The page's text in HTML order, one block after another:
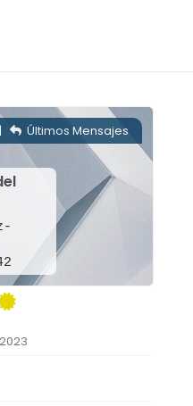
| Últimos Mensajes